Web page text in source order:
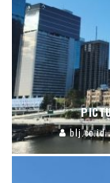
blj.co.id